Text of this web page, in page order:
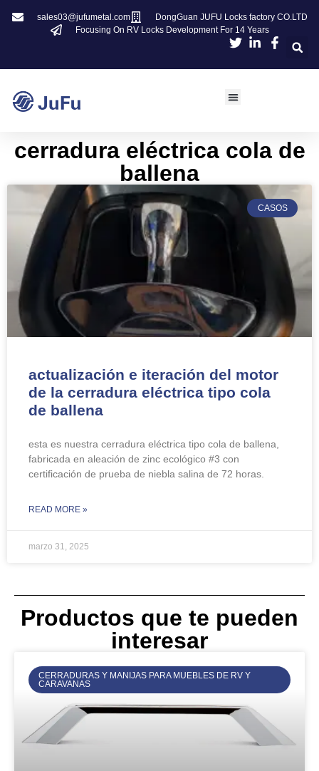
sales03@jufumetal.com
DongGuan JUFU Locks factory CO.LTD
Focusing On RV Locks Development For 14 Years
cerradura eléctrica cola de
ballena
CASOS
actualización e iteración del motor
de la cerradura eléctrica tipo cola
de ballena
esta es nuestra cerradura eléctrica tipo cola de ballena,
fabricada en ​aleación de zinc ecológico #3 con
certificación de prueba de niebla salina de 72 horas.
READ MORE »
marzo 31, 2025
Productos que te pueden
interesar
CERRADURAS Y MANIJAS PARA MUEBLES DE RV Y
CARAVANAS